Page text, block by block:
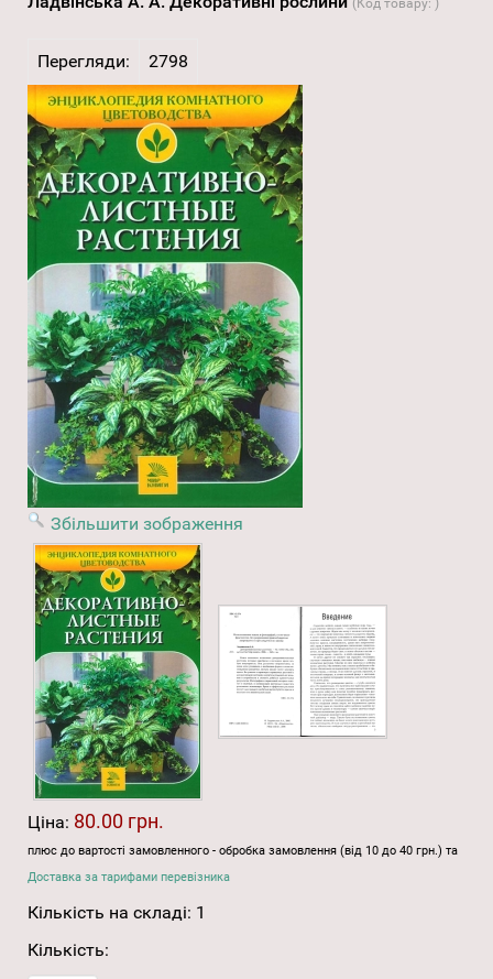
(Код товару: )
Перегляди: 2798
Збільшити зображення
Ціна: 80.00 грн.
плюс до вартості замовленного - обробка замовлення (від 10 до 40 грн.) та
Доставка за тарифами перевізника
Кількість на складі: 1
Кількість: